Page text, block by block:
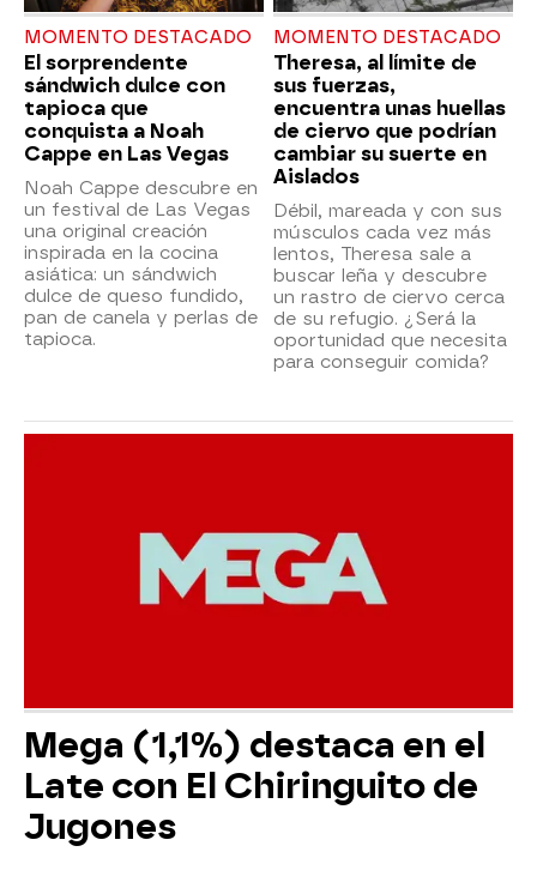
MOMENTO DESTACADO
El sorprendente
sándwich dulce con
tapioca que
conquista a Noah
Cappe en Las Vegas
Noah Cappe descubre en
un festival de Las Vegas
una original creación
inspirada en la cocina
asiática: un sándwich
dulce de queso fundido,
pan de canela y perlas de
tapioca.
MOMENTO DESTACADO
Theresa, al límite de
sus fuerzas,
encuentra unas huellas
de ciervo que podrían
cambiar su suerte en
Aislados
Débil, mareada y con sus
músculos cada vez más
lentos, Theresa sale a
buscar leña y descubre
un rastro de ciervo cerca
de su refugio. ¿Será la
oportunidad que necesita
para conseguir comida?
Mega (1,1%) destaca en el
Late con El Chiringuito de
Jugones